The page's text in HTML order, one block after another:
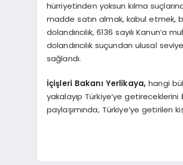
hürriyetinden yoksun kılma
madde satın almak, kabul etmek,
dolandırıcılık, 6136 sayılı
dolandırıcılık suçundan ulusal
sağlandı.
İçişleri Bakanı Yerlikaya, hangi
yakalayıp Türkiye’ye
paylaşımında, Türkiye’ye getirilen